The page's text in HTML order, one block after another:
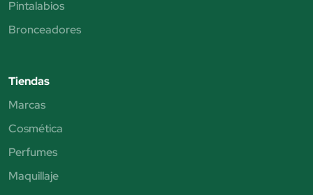
Pintalabios
Bronceadores
Tiendas
Marcas
Cosmética
Perfumes
Maquillaje